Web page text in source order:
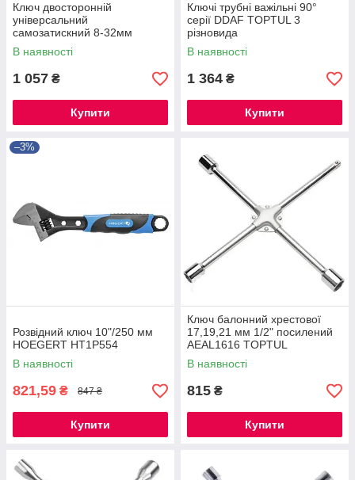
Ключ двосторонній
універсальний
самозатискний 8-32мм
AEAX3A32 TOPTUL
В наявності
1 057 ₴
Купити
Ключі трубні важільні 90°
серії DDAF TOPTUL 3
різновида
В наявності
1 364 ₴
Купити
–3%
Розвідний ключ 10"/250 мм
HOEGERT HT1P554
В наявності
821,59 ₴ 847 ₴
Купити
Ключ балонний хрестової
17,19,21 мм 1/2" посилений
AEAL1616 TOPTUL
В наявності
815 ₴
Купити